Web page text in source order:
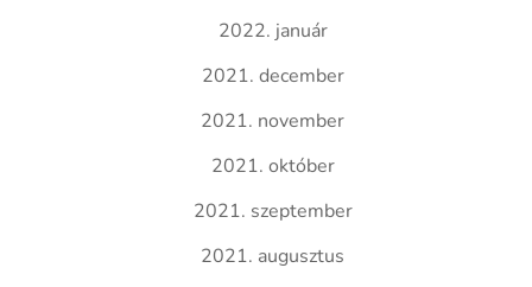
2022. január
2021. december
2021. november
2021. október
2021. szeptember
2021. augusztus